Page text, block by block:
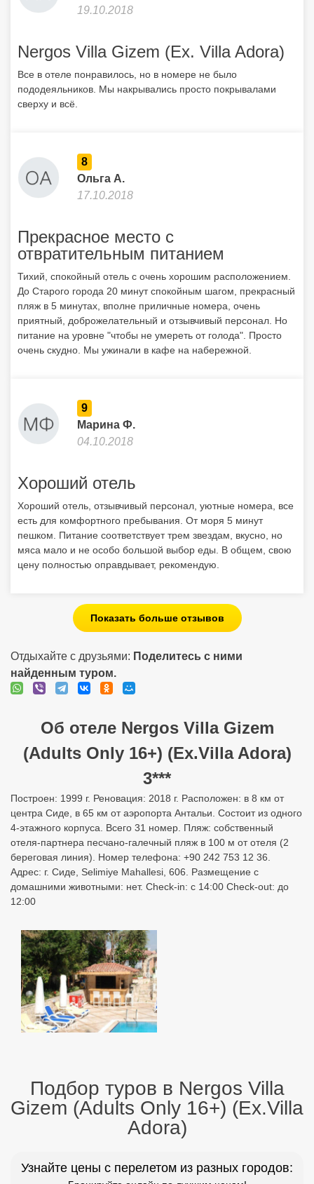
19.10.2018
Nergos Villa Gizem (Ex. Villa Adora)
Все в отеле понравилось, но в номере не было
пододеяльников. Мы накрывались просто покрывалами
сверху и всё.
8
Ольга А.
17.10.2018
Прекрасное место с
отвратительным питанием
Тихий, спокойный отель с очень хорошим расположением.
До Старого города 20 минут спокойным шагом, прекрасный
пляж в 5 минутах, вполне приличные номера, очень
приятный, доброжелательный и отзывчивый персонал. Но
питание на уровне "чтобы не умереть от голода". Просто
очень скудно. Мы ужинали в кафе на набережной.
9
Марина Ф.
04.10.2018
Хороший отель
Хороший отель, отзывчивый персонал, уютные номера, все
есть для комфортного пребывания. От моря 5 минут
пешком. Питание соответствует трем звездам, вкусно, но
мяса мало и не особо большой выбор еды. В общем, свою
цену полностью оправдывает, рекомендую.
Показать больше отзывов
Отдыхайте с друзьями: Поделитесь с ними
найденным туром.
Об отеле Nergos Villa Gizem
(Adults Only 16+) (Ex.Villa Adora)
3***
Построен: 1999 г. Реновация: 2018 г. Расположен: в 8 км от
центра Сиде, в 65 км от аэропорта Антальи. Состоит из одного
4-этажного корпуса. Всего 31 номер. Пляж: собственный
отеля-партнера песчано-галечный пляж в 100 м от отеля (2
береговая линия). Номер телефона: +90 242 753 12 36.
Адрес: г. Сиде, Selimiye Mahallesi, 606. Размещение с
домашними животными: нет. Check-in: с 14:00 Check-out: до
12:00
Подбор туров в Nergos Villa
Gizem (Adults Only 16+) (Ex.Villa
Adora)
Узнайте цены с перелетом из разных городов: